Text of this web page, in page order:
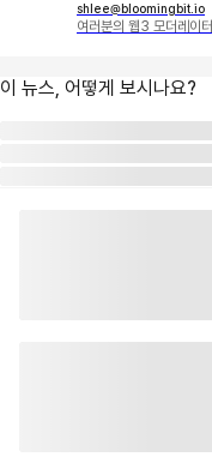
shlee@bloomingbit.io
여러분의 웹3 모더레이
이 뉴스, 어떻게 보시나요?